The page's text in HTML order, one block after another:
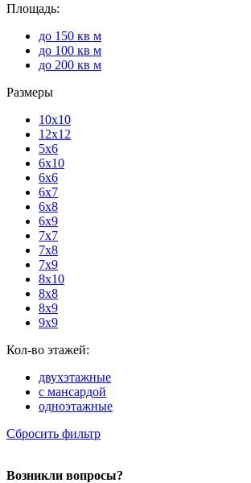
Площадь:
до 150 кв м
до 100 кв м
до 200 кв м
Размеры
10x10
12x12
5x6
6x10
6x6
6x7
6x8
6x9
7x7
7x8
7x9
8x10
8x8
8x9
9x9
Кол-во этажей:
двухэтажные
с мансардой
одноэтажные
Сбросить фильтр
Возникли вопросы?